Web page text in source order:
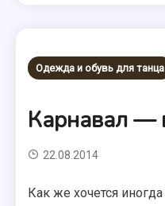
Одежда и обувь для танца
Карнавал —
22.08.2014
Как же хочется